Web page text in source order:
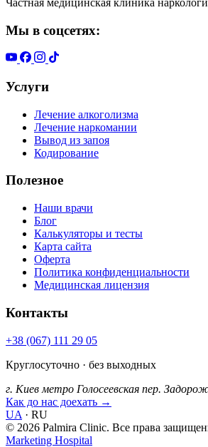
Мы в соцсетях:
Услуги
Лечение алкоголизма
Лечение наркомании
Вывод из запоя
Кодирование
Полезное
Наши врачи
Блог
Калькуляторы и тесты
Карта сайта
Оферта
Политика конфиденциальности
Медицинская лицензия
Контакты
+38 (067) 111 29 05
Круглосуточно · без выходных
г. Киев метро Голосеевская пер.
Как до нас доехать →
UA · RU
© 2026 Palmira Clinic. Все права
Marketing Hospital